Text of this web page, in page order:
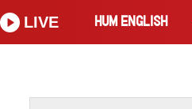
HUM ENGLISH
LIVE